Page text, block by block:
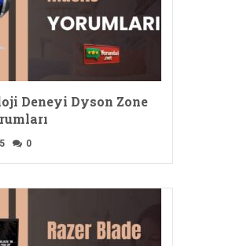
Deneyi Dyson Zone
0